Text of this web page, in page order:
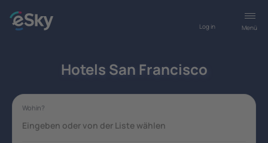
Menü
Log in
Hotels San Francisco